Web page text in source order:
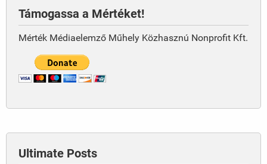
Támogassa a Mértéket!
Mérték Médiaelemző Műhely Közhasznú Nonprofit Kft.
Ultimate Posts